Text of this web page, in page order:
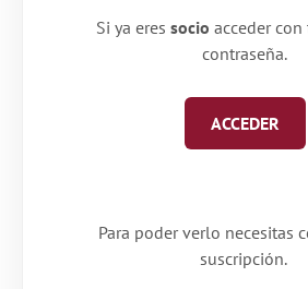
Si ya eres socio acceder
contraseña.
ACCEDER
Para poder verlo necesitas
suscripción.